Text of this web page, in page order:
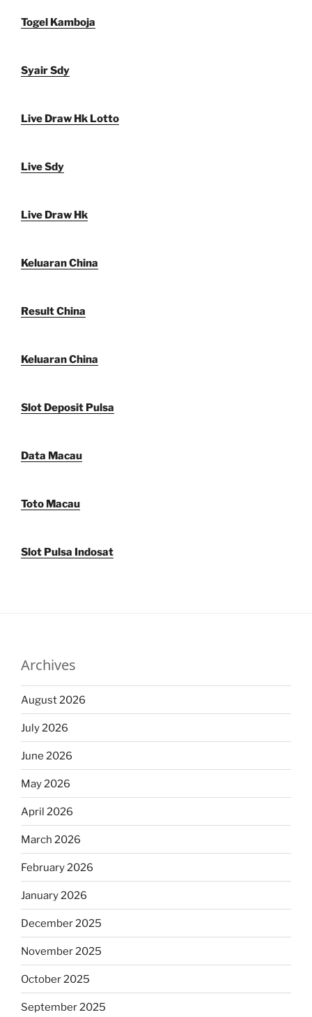
Togel Kamboja
Syair Sdy
Live Draw Hk Lotto
Live Sdy
Live Draw Hk
Keluaran China
Result China
Keluaran China
Slot Deposit Pulsa
Data Macau
Toto Macau
Slot Pulsa Indosat
Archives
August 2026
July 2026
June 2026
May 2026
April 2026
March 2026
February 2026
January 2026
December 2025
November 2025
October 2025
September 2025